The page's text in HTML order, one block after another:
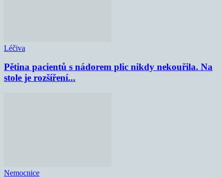
Léčiva
Pětina pacientů s nádorem plic nikdy nekouřila. Na
stole je rozšíření...
Nemocnice